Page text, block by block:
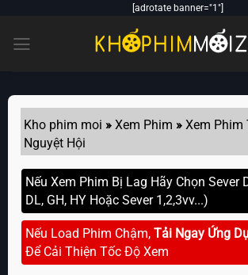
content
[adrotate banner="1"]
Kho phim moi »Xem Phim »Xem Phim
Nguyệt Hội
Nếu Xem Phim Bị Lag Hãy Chọn Sever
DL, GH, HY Hoặc Sever 1,2,3vv...)
Nếu Load Phim Chậm,Tải Ngay Ứng
Để Cải Thiện Tốc Độ Xem